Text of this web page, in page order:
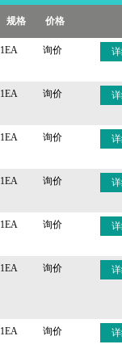
规格 价格
1EA 询价
1EA 询价
1EA 询价
1EA 询价
1EA 询价
1EA 询价
1EA 询价